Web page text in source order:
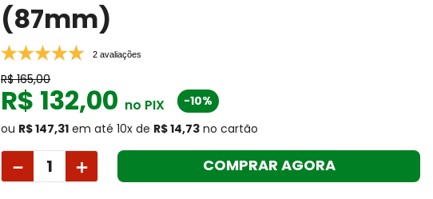
(87mm)
2 avaliações
R$ 165,00
R$ 132,00 no PIX
-10%
ou R$ 147,31 em até 10x de R$ 14,73 no cartão
＋
－ COMPRAR AGORA